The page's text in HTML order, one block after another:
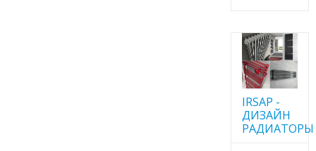
IRSAP -
ДИЗАЙН
РАДИАТОРЫ